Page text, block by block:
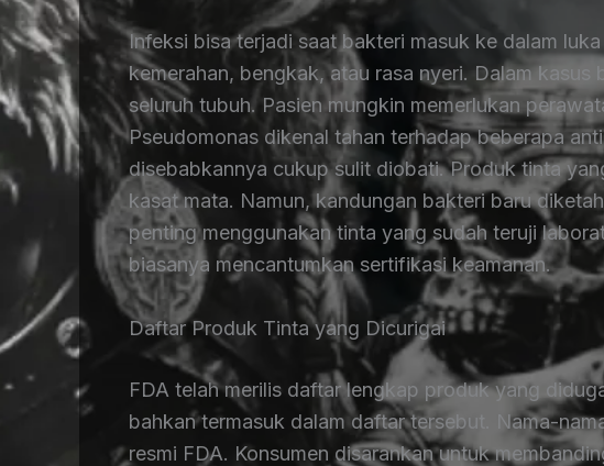
Infeksi bisa terjadi saat bakteri masuk ke dalam
kemerahan, bengkak, atau rasa nyeri. Dalam
seluruh tubuh. Pasien mungkin memerlukan
Pseudomonas dikenal tahan terhadap beberapa
disebabkannya cukup sulit diobati. Produk tinta
kasat mata. Namun, kandungan bakteri baru
penting menggunakan tinta yang sudah teruji
biasanya mencantumkan sertifikasi keamanan.
Daftar Produk Tinta yang Dicurigai
FDA telah merilis daftar lengkap produk yang
bahkan termasuk dalam daftar tersebut. Nama-
resmi FDA. Konsumen disarankan untuk